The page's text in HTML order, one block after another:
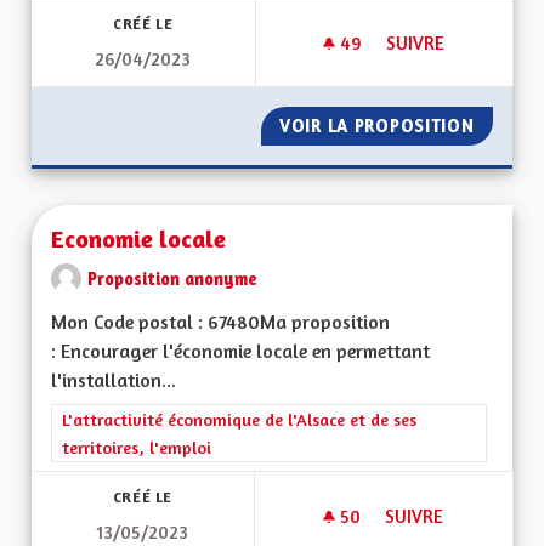
CRÉÉ LE
26/04/2023
49 49 ABONNÉS
SUIVRE
VOIR LA PROPOSITION
Economie locale
Proposition anonyme
Mon Code postal : 67480Ma proposition
: Encourager l'économie locale en permettant
l'installation...
Filtrer les résultats de la catégorie : L'attractivité
L'attractivité économique de l'Alsace et de ses
territoires, l'emploi
CRÉÉ LE
13/05/2023
50 50 ABONNÉS
SUIVRE